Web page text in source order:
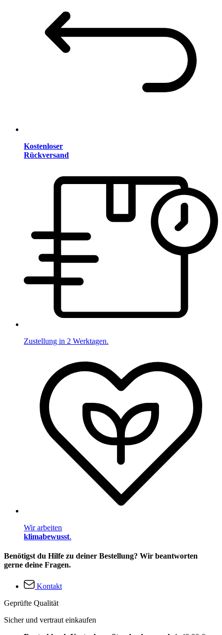
Kostenloser
Rückversand
Zustellung in 2 Werktagen.
Wir arbeiten
klimabewusst.
Benötigst du Hilfe zu deiner Bestellung? Wir beantworten
gerne deine Fragen.
Kontakt
Geprüfte Qualität
Sicher und vertraut einkaufen